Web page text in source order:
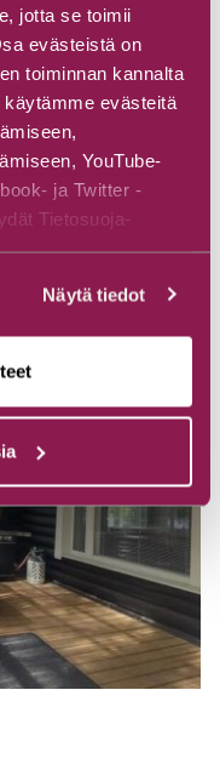
jotta se toimii
evästeistä on
toiminnan kannalta
evästeitä
YouTube-
ja Twitter -
Tietosuoja-
Näytä tiedot